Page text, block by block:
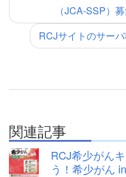
（JCA-SSP）
RCJサイトのサーバ
関連記事
RCJ希少がん
う！希少がん